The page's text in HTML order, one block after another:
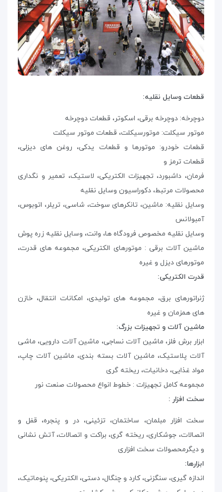
قطعات وسایل نقلیه:
دوچرخه: دوچرخه برقی، اسکوتر، قطعات دوچرخه
موتور سیکلت: موتورسیکلت، قطعات موتور سیکلت
قطعات خودرو: موتورها و قطعات یدکی، روغن های دیزلی،
قطعات ترمز و
فرمان، داشبورد، تجهیزات الکتریکی، لاستیک، تعمیر و نگداری
محصولات مرتبط، دکوراسیون وسایل نقلیه
وسایل نقلیه: ماشین، تانکرهای سوخت، شاسی، تریلر، اتوبوس،
آمبولانس
وسایل نقلیه مخصوص فرودگاه ها، وانت، وسایل نقلیه زره پوش
ماشین آلات برقی : موتورهای الکتریکی، مجموعه های قدرت،
موتورهای دیزل و غیره
قدرت الکتریکی:
ژنراتورهای برق، مجموعه های تولیدی، امکانات انتقال، خازن
های همزمان و غیره
ماشین آلات و تجهیزات بزرگ:
ابزار برش فلز، ماشین آلات نساجی، ماشین آلات دارویی، ماشی
آلات پلاستیک، ماشین آلات بسته بندی، ماشین آلات چاپ،
مواد غذایی، دخانیات، ریخته گری
مجموعه کامل تجهیزات : خطوط انواع محصولات صنعت نور
سخت افزار :
سخت افزار مبلمان، ساختمان، تزئینی، در و پنجره، قفل و
اتصالات، جوشکاری، ریخته گری، براکت و اتصالات، آتش نشانی
و دیگرمحصولات سخت افزاری
ابزارها:
اندازه گیری، سنگزنی، کارد و چنگال، دستی، الکتریکی، پنوماتیک،